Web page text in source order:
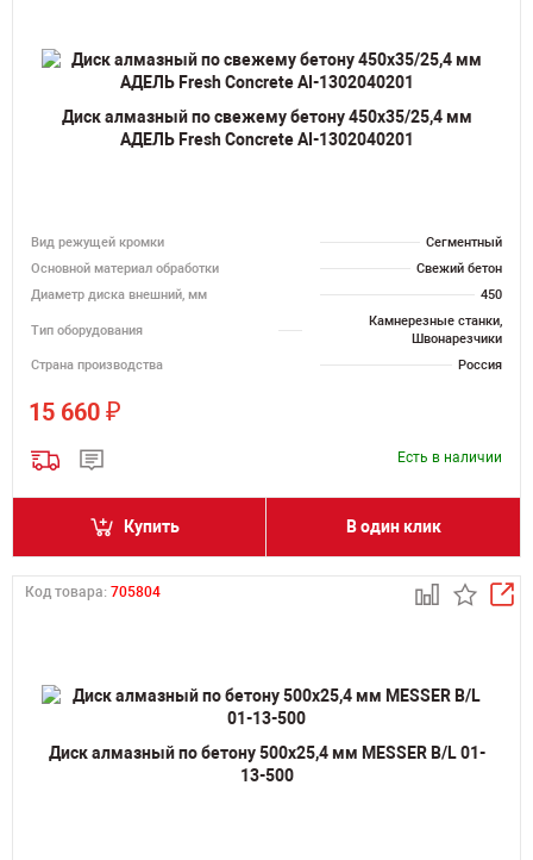
Диск алмазный по свежему бетону 450х35/25,4 мм
АДЕЛЬ Fresh Concrete AI-1302040201
Вид режущей кромки
Сегментный
Основной материал обработки
Свежий бетон
Диаметр диска внешний, мм
450
Тип оборудования
Камнерезные станки,
Швонарезчики
Страна производства
Россия
15 660 ₽
Есть в наличии
Купить В один клик
Код товара: 705804
Диск алмазный по бетону 500х25,4 мм MESSER B/L 01-
13-500